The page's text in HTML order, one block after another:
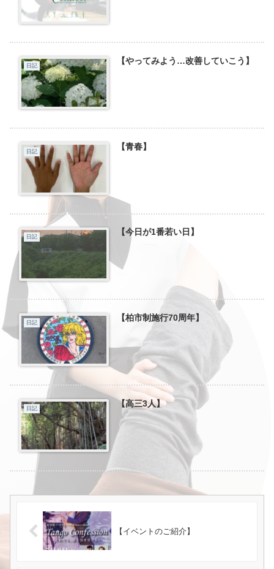
日記 【やってみよう…改善していこう】
日記 【青春】
日記 【今日が1番若い日】
日記 【柏市制施行70周年】
日記 【高三3人】
【イベントのご紹介】